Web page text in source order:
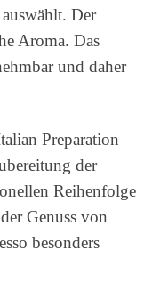
Der
Aroma. Das
und daher
Preparation
der
Reihenfolge
Genuss von
besonders